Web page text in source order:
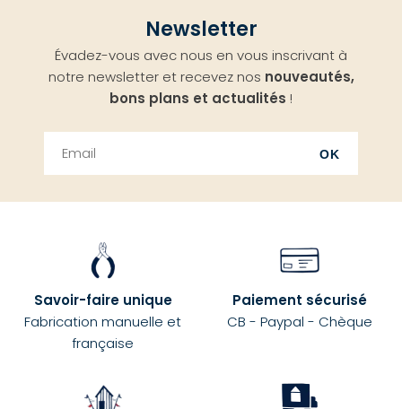
Newsletter
Évadez-vous avec nous en vous inscrivant à
notre newsletter et recevez nos nouveautés,
bons plans et actualités !
OK
Savoir-faire unique
Fabrication manuelle et
française
Paiement sécurisé
CB - Paypal - Chèque